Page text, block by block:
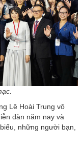
Lê Hoài Trung vô
đàn năm nay và
những người bạn,